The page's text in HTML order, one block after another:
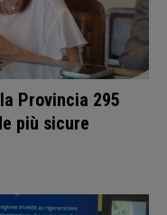
Provincia 295
più sicure